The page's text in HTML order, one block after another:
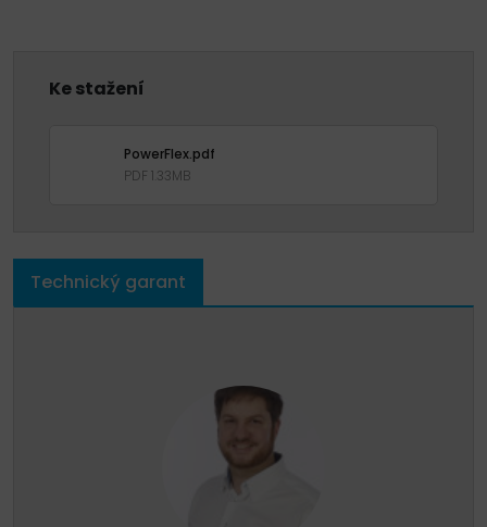
Ke stažení
PowerFlex.pdf
PDF 1.33MB
Technický garant